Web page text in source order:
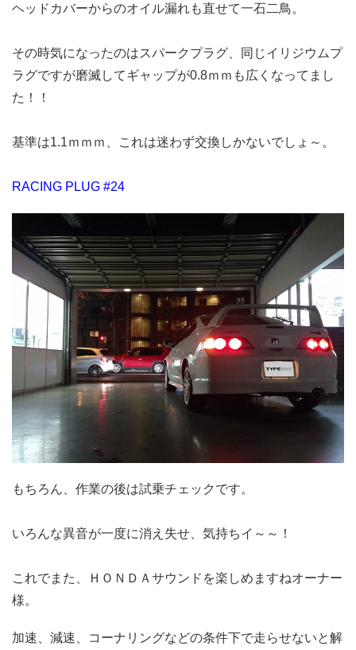
ヘッドカバーからのオイル漏れも直せて一石二鳥。
その時気になったのはスパークプラグ、同じイリジウムプ
ラグですが磨滅してギャップが0.8ｍｍも広くなってまし
た！！
基準は1.1ｍｍｍ、これは迷わず交換しかないでしょ～。
RACING PLUG #24
もちろん、作業の後は試乗チェックです。
いろんな異音が一度に消え失せ、気持ちイ～～！
これでまた、ＨＯＮＤＡサウンドを楽しめますねオーナー
様。
加速、減速、コーナリングなどの条件下で走らせないと解